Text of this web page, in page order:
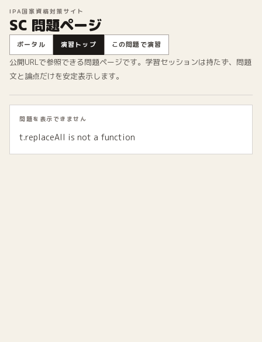
IPA国家資格対策サイト
SC 問題ページ
ポータル 演習トップ この問題で演習
公開URLで参照できる問題ページです。学習セッションは持たず、問題
文と論点だけを安定表示します。
問題を表示できません
t.replaceAll is not a function